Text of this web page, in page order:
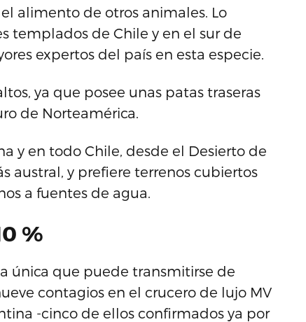
alimento de otros animales. Lo
templados de Chile y en el sur de
expertos del país en esta especie.
ya que posee unas patas traseras
de Norteamérica.
y en todo Chile, desde el Desierto de
austral, y prefiere terrenos cubiertos
a fuentes de agua.
%
única que puede transmitirse de
contagios en el crucero de lujo MV
-cinco de ellos confirmados ya por